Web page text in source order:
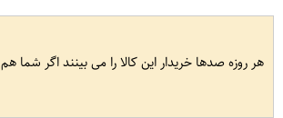
هر روزه صدها خریدار این کالا را می بینند اگر شما